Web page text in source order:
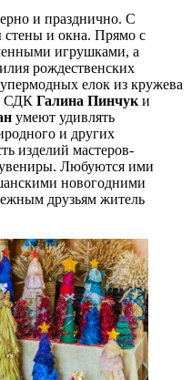
и празднично. С
и окна. Прямо с
игрушками, а
рождественских
елок из кружева
СДК Галина Пинчук и
умеют удивлять
и других
изделий мастеров-
Любуются ими
новогодними
друзьям житель